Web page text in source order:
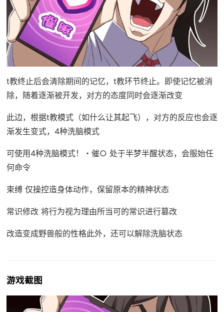
t教终止后会清除期间的记忆，t教环节终止。即使记忆被消
除，随着逐渐被开发，对方的态度同时会逐渐改变
此边，根据t教模式（如什么让其起飞），对方的反应也会逐
渐发生变式，4种洗脑模式
可使用4种洗脑模式！・催○ 处于半梦半醒状态，会服始任
何命令
束缚 仅操控造身体动作，保留原本的精神状态
常识修改 将行为视为理由所当可的常识进行篡改
改造变成野兽般的性格此外，还可以解除洗脑状态
游戏截图